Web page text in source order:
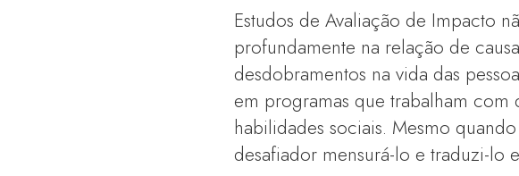
Estudos de Avaliação de Impacto
profundamente na relação de
desdobramentos na vida das
em programas que trabalham com
habilidades sociais. Mesmo
desafiador mensurá-lo e traduzi-lo